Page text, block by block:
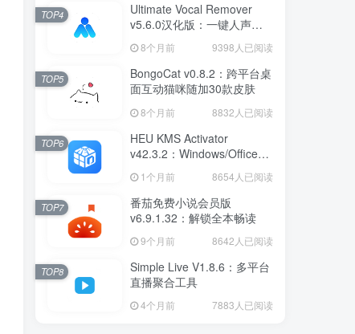
Ultimate Vocal Remover
v5.6.0汉化版：一键人声分
离工具
8个月前 9398人已阅读
TOP4
BongoCat v0.8.2：跨平台桌
面互动猫咪随加30款皮肤
8个月前 8832人已阅读
TOP5
HEU KMS Activator
v42.3.2：Windows/Office智
1个月前 8654人已阅读
TOP6
番茄免费小说会员版
v6.9.1.32：解锁全本畅读
9个月前 8642人已阅读
TOP7
Simple Live V1.8.6：多平台
直播聚合工具
4个月前 7883人已阅读
TOP8